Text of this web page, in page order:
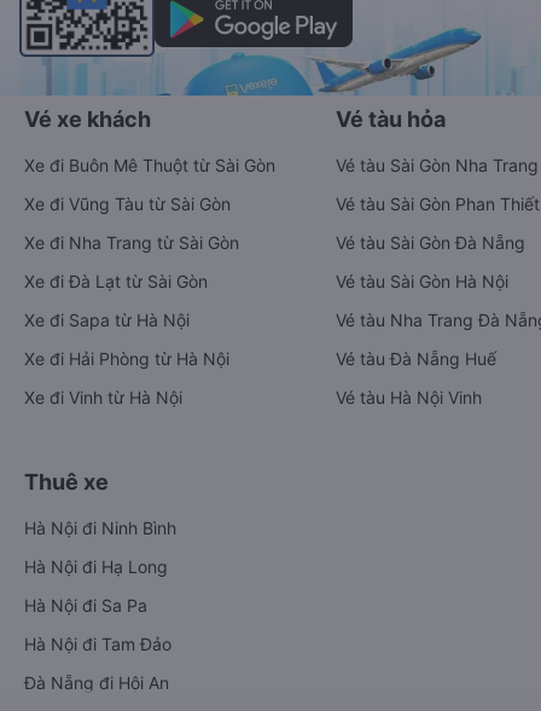
Vé xe khách
Xe đi Buôn Mê Thuột từ Sài Gòn
Xe đi Vũng Tàu từ Sài Gòn
Xe đi Nha Trang từ Sài Gòn
Xe đi Đà Lạt từ Sài Gòn
Xe đi Sapa từ Hà Nội
Xe đi Hải Phòng từ Hà Nội
Xe đi Vinh từ Hà Nội
Vé tàu hỏa
Vé tàu Sài Gòn Nha Trang
Vé tàu Sài Gòn Phan Thiết
Vé tàu Sài Gòn Đà Nẵng
Vé tàu Sài Gòn Hà Nội
Vé tàu Nha Trang Đà
Vé tàu Đà Nẵng Huế
Vé tàu Hà Nội Vinh
Thuê xe
Hà Nội đi Ninh Bình
Hà Nội đi Hạ Long
Hà Nội đi Sa Pa
Hà Nội đi Tam Đảo
Đà Nẵng đi Hội An